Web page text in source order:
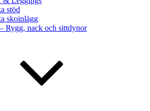
stöd
skoinlägg
Rygg, nack och sittdynor